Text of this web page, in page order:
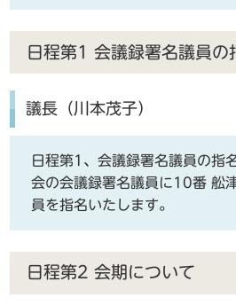
日程第1 会議録署名議員の
議長（川本茂子）
日程第1、会議録署名議員の指
会の会議録署名議員に10番 舩
員を指名いたします。
日程第2 会期について